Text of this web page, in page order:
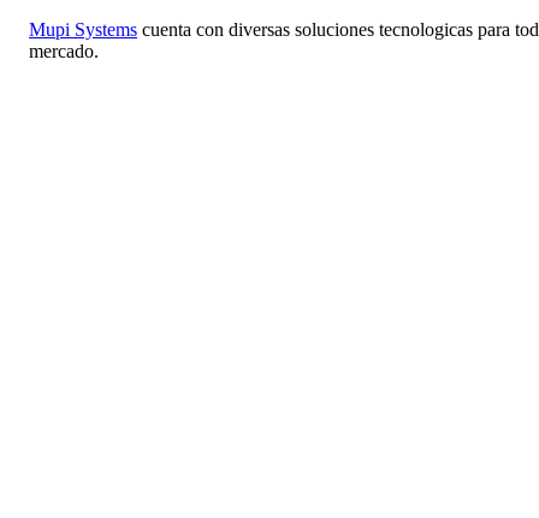
Mupi Systems cuenta con diversas soluciones tecnologicas para
mercado.